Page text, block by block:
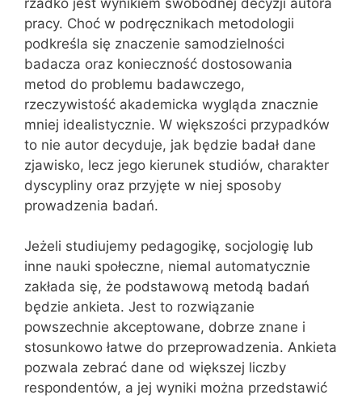
pracy. Choć w podręcznikach metodologii
podkreśla się znaczenie samodzielności
badacza oraz konieczność dostosowania
metod do problemu badawczego,
rzeczywistość akademicka wygląda znacznie
mniej idealistycznie. W większości przypadków
to nie autor decyduje, jak będzie badał dane
zjawisko, lecz jego kierunek studiów, charakter
dyscypliny oraz przyjęte w niej sposoby
prowadzenia badań.
Jeżeli studiujemy pedagogikę, socjologię lub
inne nauki społeczne, niemal automatycznie
zakłada się, że podstawową metodą badań
będzie ankieta. Jest to rozwiązanie
powszechnie akceptowane, dobrze znane i
stosunkowo łatwe do przeprowadzenia. Ankieta
pozwala zebrać dane od większej liczby
respondentów, a jej wyniki można przedstawić